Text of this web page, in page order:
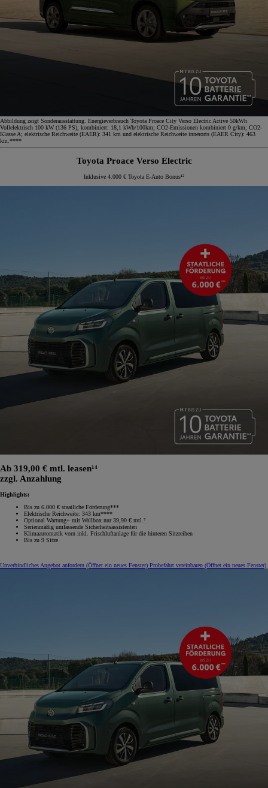
Abbildung zeigt Sonderausstattung. Energieverbrauch Toyota Proace City Verso Electric Active 50kWh
Vollelektrisch 100 kW (136 PS), kombiniert: 18,1 kWh/100km; CO2-Emissionen kombiniert 0 g/km; CO2-
Klasse A; elektrische Reichweite (EAER): 341 km und elektrische Reichweite innerorts (EAER City): 463
km.****
Toyota Proace Verso Electric
Inklusive 4.000 € Toyota E-Auto Bonus¹²
Ab 319,00 € mtl. leasen¹⁴
zzgl. Anzahlung
Highlights:
Bis zu 6.000 € staatliche Förderung***
Elektrische Reichweite: 343 km****
Optional Wartung+ mit Wallbox nur 39,90 € mtl.⁷
Serienmäßig umfassende Sicherheitsassistenten
Klimaautomatik vorn inkl. Frischluftanlage für die hinteren Sitzreihen
Bis zu 9 Sitze
Unverbindliches Angebot anfordern (Öffnet ein neues Fenster) Probefahrt vereinbaren (Öffnet ein neues Fenster)